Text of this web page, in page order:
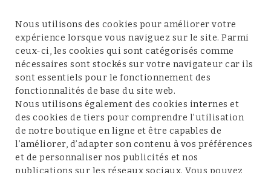
À propos de nous
Service client
Conditions et mentions légales
Nous utilisons des cookies pour améliorer votre
expérience lorsque vous naviguez sur le site. Parmi
ceux-ci, les cookies qui sont catégorisés comme
nécessaires sont stockés sur votre navigateur car ils
sont essentiels pour le fonctionnement des
fonctionnalités de base du site web.
Nous utilisons également des cookies internes et
des cookies de tiers pour comprendre l’utilisation
de notre boutique en ligne et être capables de
l’améliorer, d’adapter son contenu à vos préférences
et de personnaliser nos publicités et nos
publications sur les réseaux sociaux. Vous pouvez